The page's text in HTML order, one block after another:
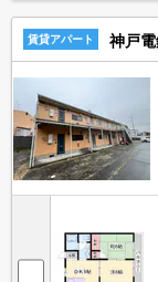
賃貸アパート 神戸